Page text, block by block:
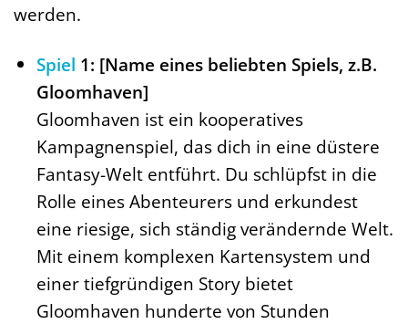
werden.
Spiel 1: [Name eines beliebten Spiels, z.B.
Gloomhaven]
Gloomhaven ist ein kooperatives
Kampagnenspiel, das dich in eine düstere
Fantasy-Welt entführt. Du schlüpfst in die
Rolle eines Abenteurers und erkundest
eine riesige, sich ständig verändernde Welt.
Mit einem komplexen Kartensystem und
einer tiefgründigen Story bietet
Gloomhaven hunderte von Stunden